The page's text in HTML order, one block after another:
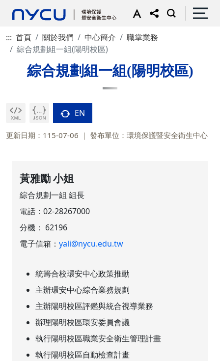
::: 首頁 關於我們 中心簡介
職掌業務
綜合規劃組一組(陽明校區)
綜合規劃組一組(陽明校區)
EN
更新日期：115-07-06 發布單位：環境保護暨安全衛生中心
黃雅勵 小姐
綜合規劃一組 組長
電話：02-28267000
分機： 62196
電子信箱：yali@nycu.edu.tw
統籌合校環安中心政策推動
主辦環安中心綜合業務規劃
主辦陽明校區評鑑與統合視導業務
辦理陽明校區環安委員會議
執行陽明校區職業安全衛生管理計畫
執行陽明校區自動檢查計畫